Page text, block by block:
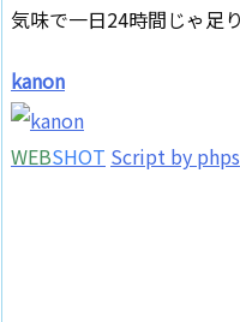
気味で一日24時間じゃ足
kanon
WEBSHOT Script by